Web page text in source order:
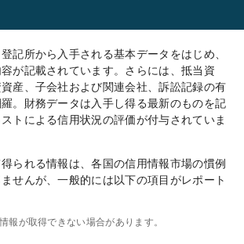
記所から入手される基本データをはじめ、
が記載されています。さらには、抵当資
産、子会社および関連会社、訴訟記録の有
。財務データは入手し得る最新のものを記
トによる信用状況の評価が付与されていま
られる情報は、各国の信用情報市場の慣例
せんが、一般的には以下の項目がレポート
報が取得できない場合があります。